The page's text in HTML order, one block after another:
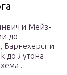
и Мейз-
до
Барнехерст и
до Лутона
.